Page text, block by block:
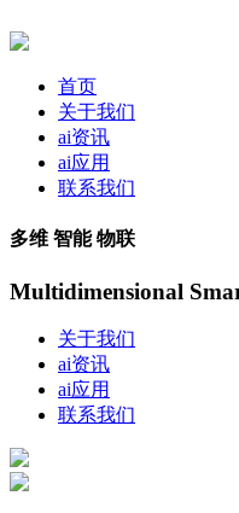
首页
关于我们
ai资讯
ai应用
联系我们
多维 智能 物联
Multidimensional
关于我们
ai资讯
ai应用
联系我们